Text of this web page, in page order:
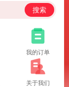
搜索
我的订单
关于我们